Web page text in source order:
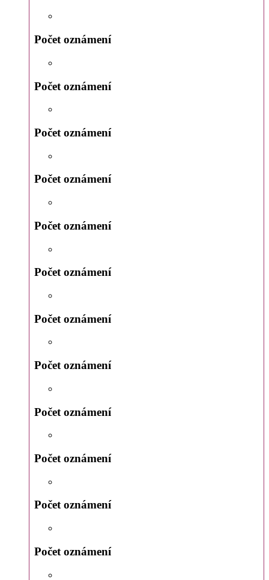
Počet oznámení
Počet oznámení
Počet oznámení
Počet oznámení
Počet oznámení
Počet oznámení
Počet oznámení
Počet oznámení
Počet oznámení
Počet oznámení
Počet oznámení
Počet oznámení